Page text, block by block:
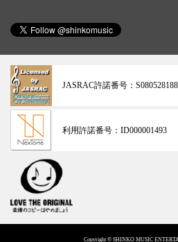
JASRAC許諾番号：
利用許諾番号： ID000001493
Copyright © SHINKO MUSIC